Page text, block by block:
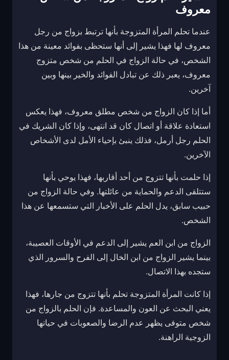
معروف
عندما تحلم المرأة المتزوجة بأنها ترتبط بزواج من رجل
معروف لها فهذا يشير إلى أنها ستحظى بفوائد معينة من هذا
الشخص، في حالة الزواج في الحلم من شخص متزوج
معروف، يعبر ذلك عن تبادل الفوائد والخير بينها وبين
آخرين.
أما إذا كان الزواج من شخص مطلق معروف، فهذا يعكس
استعادة علاقة أو اتصال كان قد انتهى، وإذا كان الشريك في
الحلم رجل أرمل، فذلك ينبئ بإحياء الأمل لدى الأشخاص
الآخرين.
إذا حلمت بأنها تتزوج من أحد أقاربها، فهذا يوحي بأنها
ستتلقى الدعم والحماية من عائلتها. وفي حالة الزواج من
حبيب سابق، يدل الحلم على الأخبار التي ستسمعها عن هذا
الشخص.
الزواج من ابن العم يشير إلى الدعم في الأوقات العصيبة،
بينما يشير الزواج من ابن الخال إلى الفرح والسرور الذي
ستجده بهذا الاتصال.
إذا كانت المرأة المتزوجة تحلم بأنها تتزوج من جارها، فهذا
يعني البحث عن العون والمساعدة. فإن الحلم بالزواج من
شخص متوفى يظهر عدم الرضا والصعوبات في حياتها
الزوجية الراهنة.